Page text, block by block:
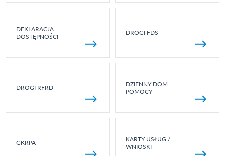
DEKLARACJA
DOSTĘPNOŚCI
DROGI FDS
DROGI RFRD
DZIENNY DOM
POMOCY
GKRPA
KARTY USŁUG /
WNIOSKI